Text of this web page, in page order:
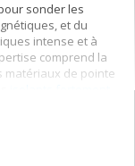
sonder les
et du
intense et à
comprend la
matériaux de pointe